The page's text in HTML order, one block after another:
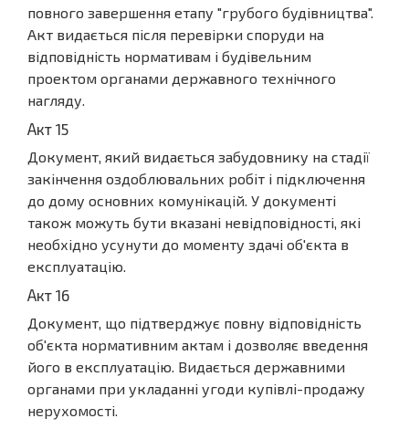
повного завершення етапу "грубого будівництва".
Акт видається після перевірки споруди на
відповідність нормативам і будівельним
проектом органами державного технічного
нагляду.
Акт 15
Документ, який видається забудовнику на стадії
закінчення оздоблювальних робіт і підключення
до дому основних комунікацій. У документі
також можуть бути вказані невідповідності, які
необхідно усунути до моменту здачі об'єкта в
експлуатацію.
Акт 16
Документ, що підтверджує повну відповідність
об'єкта нормативним актам і дозволяє введення
його в експлуатацію. Видається державними
органами при укладанні угоди купівлі-продажу
нерухомості.